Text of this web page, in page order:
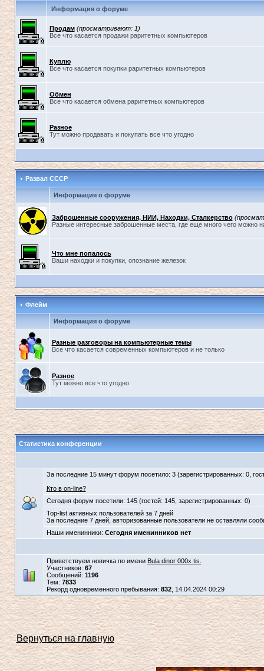
Информация о форуме
Продам(просматривают: 1)
Все что касается продажи раритетных компьютеров
Куплю
Все что касается покупки раритетных компьютеров
Обмен
Все что касается обмена раритетных компьютеров
Разное
Тут можно продавать и покупать все что угодно
Развал СССР
Информация о форуме
Заброшенные сооружения, НИИ, Находки, Сталкерство
Разные интересные заброшенные места, где еще много чего можно
Что мне попалось
Ваши находки и покупки, опознание железок
Флейм
Информация о форуме
Разные разговоры на компьютерные темы
Все что касается современных компьютеров и не только
Разное
Тут можно все что угодно
Статистика конференции
За последние 15 минут форум посетило: 3 (зарегистрированных: 0,
Кто в on-line?
Сегодня форум посетили: 145 (гостей: 145, зарегистрированных: 0)
Top-list активных пользователей за 7 дней
За последние 7 дней, авторизованные пользователи не оставляли
Наши именинники: Сегодня именинников нет
Приветствуем новичка по имени Bula dinor 000x tis.
Участников: 67
Сообщений: 1196
Тем: 7833
Рекорд одновременного пребывания: 832, 14.04.2024 00:29
Вернуться на главную